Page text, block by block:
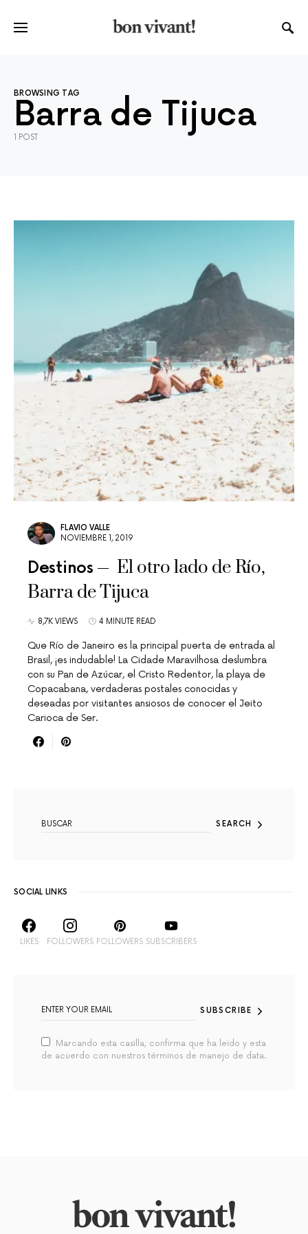
BROWSING TAG
Barra de Tijuca
1 POST
FLAVIO VALLE
NOVIEMBRE 1, 2019
Destinos
El otro lado de Río,
Barra de Tijuca
8,7K VIEWS 4 MINUTE READ
Que Río de Janeiro es la principal puerta de entrada al
Brasil, ¡es indudable! La Cidade Maravilhosa deslumbra
con su Pan de Azúcar, el Cristo Redentor, la playa de
Copacabana, verdaderas postales conocidas y
deseadas por visitantes ansiosos de conocer el Jeito
Carioca de Ser.
SEARCH
SOCIAL LINKS
LIKES FOLLOWERS FOLLOWERS SUBSCRIBERS
SUBSCRIBE
Marcando esta casilla, confirma que ha leido y esta
de acuerdo con nuestros términos de manejo de data.